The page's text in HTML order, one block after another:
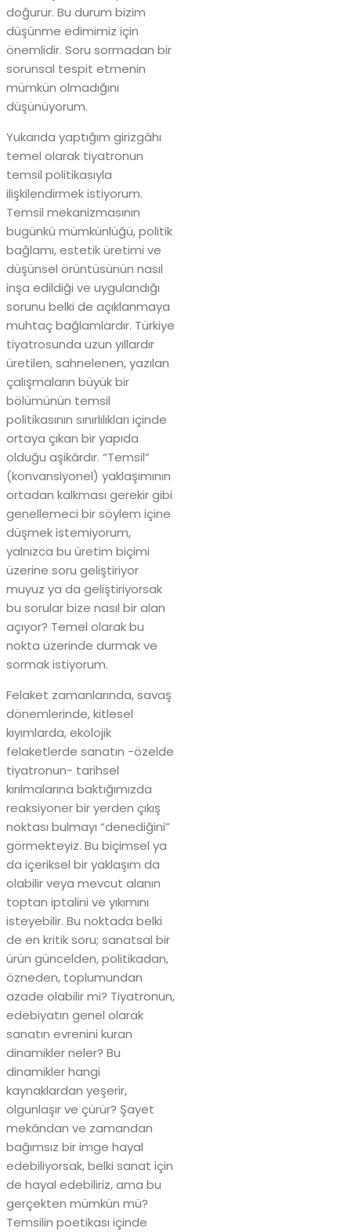
doğurur. Bu durum bizim
düşünme edimimiz için
önemlidir. Soru sormadan bir
sorunsal tespit etmenin
mümkün olmadığını
düşünüyorum.
Yukarıda yaptığım girizgâhı
temel olarak tiyatronun
temsil politikasıyla
ilişkilendirmek istiyorum.
Temsil mekanizmasının
bugünkü mümkünlüğü, politik
bağlamı, estetik üretimi ve
düşünsel örüntüsünün nasıl
inşa edildiği ve uygulandığı
sorunu belki de açıklanmaya
muhtaç bağlamlardır. Türkiye
tiyatrosunda uzun yıllardır
üretilen, sahnelenen, yazılan
çalışmaların büyük bir
bölümünün temsil
politikasının sınırlılıkları içinde
ortaya çıkan bir yapıda
olduğu aşikârdır. “Temsil”
(konvansiyonel) yaklaşımının
ortadan kalkması gerekir gibi
genellemeci bir söylem içine
düşmek istemiyorum,
yalnızca bu üretim biçimi
üzerine soru geliştiriyor
muyuz ya da geliştiriyorsak
bu sorular bize nasıl bir alan
açıyor? Temel olarak bu
nokta üzerinde durmak ve
sormak istiyorum.
Felaket zamanlarında, savaş
dönemlerinde, kitlesel
kıyımlarda, ekolojik
felaketlerde sanatın -özelde
tiyatronun- tarihsel
kırılmalarına baktığımızda
reaksiyoner bir yerden çıkış
noktası bulmayı “denediğini”
görmekteyiz. Bu biçimsel ya
da içeriksel bir yaklaşım da
olabilir veya mevcut alanın
toptan iptalini ve yıkımını
isteyebilir. Bu noktada belki
de en kritik soru; sanatsal bir
ürün güncelden, politikadan,
özneden, toplumundan
azade olabilir mi? Tiyatronun,
edebiyatın genel olarak
sanatın evrenini kuran
dinamikler neler? Bu
dinamikler hangi
kaynaklardan yeşerir,
olgunlaşır ve çürür? Şayet
mekândan ve zamandan
bağımsız bir imge hayal
edebiliyorsak, belki sanat için
de hayal edebiliriz, ama bu
gerçekten mümkün mü?
Temsilin poetikası içinde